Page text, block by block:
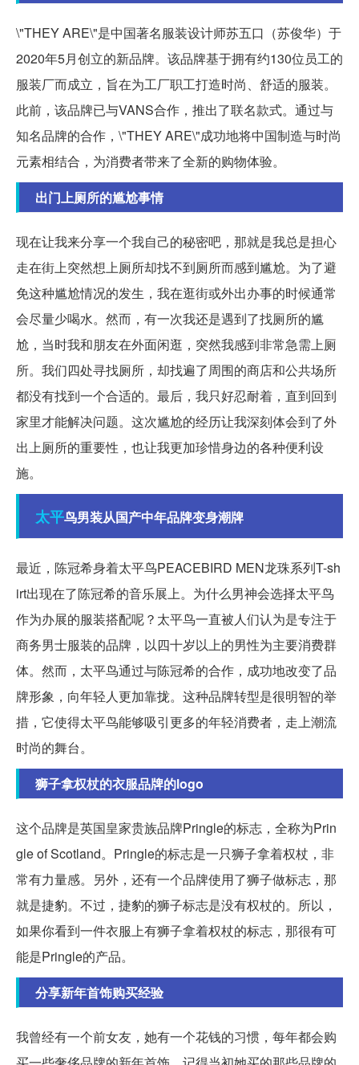
\"THEY ARE\"是中国著名服装设计师苏五口（苏俊华）于
2020年5月创立的新品牌。该品牌基于拥有约130位员工的
服装厂而成立，旨在为工厂职工打造时尚、舒适的服装。
此前，该品牌已与VANS合作，推出了联名款式。通过与
知名品牌的合作，\"THEY ARE\"成功地将中国制造与时尚
元素相结合，为消费者带来了全新的购物体验。
出门上厕所的尴尬事情
现在让我来分享一个我自己的秘密吧，那就是我总是担心
走在街上突然想上厕所却找不到厕所而感到尴尬。为了避
免这种尴尬情况的发生，我在逛街或外出办事的时候通常
会尽量少喝水。然而，有一次我还是遇到了找厕所的尴
尬，当时我和朋友在外面闲逛，突然我感到非常急需上厕
所。我们四处寻找厕所，却找遍了周围的商店和公共场所
都没有找到一个合适的。最后，我只好忍耐着，直到回到
家里才能解决问题。这次尴尬的经历让我深刻体会到了外
出上厕所的重要性，也让我更加珍惜身边的各种便利设
施。
太平鸟男装从国产中年品牌变身潮牌
最近，陈冠希身着太平鸟PEACEBIRD MEN龙珠系列T-sh
irt出现在了陈冠希的音乐展上。为什么男神会选择太平鸟
作为办展的服装搭配呢？太平鸟一直被人们认为是专注于
商务男士服装的品牌，以四十岁以上的男性为主要消费群
体。然而，太平鸟通过与陈冠希的合作，成功地改变了品
牌形象，向年轻人更加靠拢。这种品牌转型是很明智的举
措，它使得太平鸟能够吸引更多的年轻消费者，走上潮流
时尚的舞台。
狮子拿权杖的衣服品牌的logo
这个品牌是英国皇家贵族品牌Pringle的标志，全称为Prin
gle of Scotland。Pringle的标志是一只狮子拿着权杖，非
常有力量感。另外，还有一个品牌使用了狮子做标志，那
就是捷豹。不过，捷豹的狮子标志是没有权杖的。所以，
如果你看到一件衣服上有狮子拿着权杖的标志，那很有可
能是Pringle的产品。
分享新年首饰购买经验
我曾经有一个前女友，她有一个花钱的习惯，每年都会购